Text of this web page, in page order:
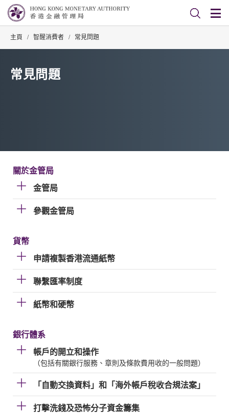
主頁 / 智醒消費者 / 常見問題
常見問題
關於金管局
金管局
參觀金管局
貨幣
申請複製香港流通紙幣
聯繫匯率制度
紙幣和硬幣
銀行體系
帳戶的開立和操作
（包括有關銀行服務、章則及條款費用收的一般問題）
「自動交換資料」和「海外帳戶稅收合規法案」
打擊洗錢及恐怖分子資金籌集